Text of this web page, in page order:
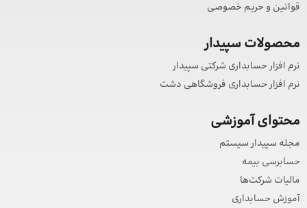
قوانین و حریم خصوصی
محصولات سپیدار
نرم افزار حسابداری شرکتی سپیدار
نرم افزار حسابداری فروشگاهی دشت
محتوای آموزشی
مجله سپیدار سیستم
حسابرسی بیمه
مالیات شرکت‌ها
آموزش حسابداری